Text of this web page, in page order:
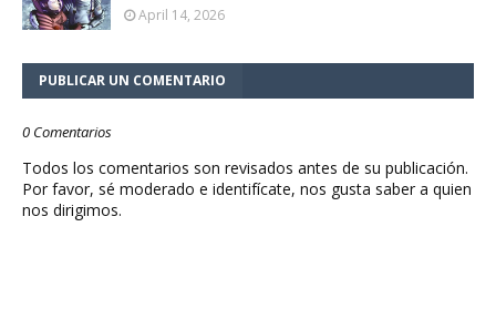
April 14, 2026
PUBLICAR UN COMENTARIO
0 Comentarios
Todos los comentarios son revisados antes de su publicación.
Por favor, sé moderado e identifícate, nos gusta saber a quien
nos dirigimos.